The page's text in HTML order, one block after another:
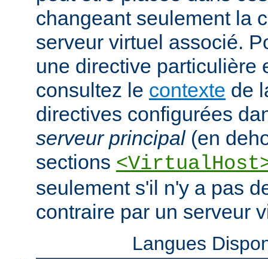
changeant seulement la
serveur virtuel associé.
une directive particulière
consultez le contexte de
directives configurées
serveur principal(en
sections
seulement s'il n'y a pas
contraire par un serveur
Langues